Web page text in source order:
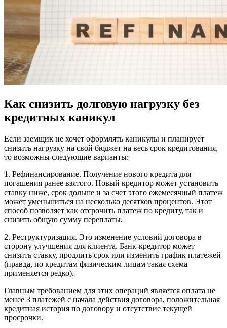
Как снизить долговую нагрузку без
кредитных каникул
Если заемщик не хочет оформлять каникулы и планирует
снизить нагрузку на свой бюджет на весь срок кредитования,
то возможны следующие варианты:
1. Рефинансирование. Получение нового кредита для
погашения ранее взятого. Новый кредитор может установить
ставку ниже, срок дольше и за счет этого ежемесячный платеж
может уменьшиться на несколько десятков процентов. Этот
способ позволяет как отсрочить платеж по кредиту, так и
снизить общую сумму переплаты.
2. Реструктуризация. Это изменение условий договора в
сторону улучшения для клиента. Банк-кредитор может
снизить ставку, продлить срок или изменить график платежей
(правда, по кредитам физическим лицам такая схема
применяется редко).
Главным требованием для этих операций является оплата не
менее 3 платежей с начала действия договора, положительная
кредитная история по договору и отсутствие текущей
просрочки.